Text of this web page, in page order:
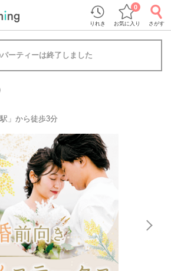
りれき お気に入り
0
さがす
ーティーは終了しました
」から徒歩3分